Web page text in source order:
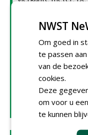
naar keuze van
contouren op
Het resultaat zal
werkdiepte over
speciale flexibele
is het mogelijk om
beschadiging van
NWST
Om goed in
te passen
van de
cookies.
Deze
om voor u
te kunnen